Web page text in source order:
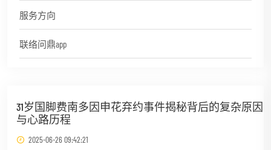
服务方向
联络问鼎app
31岁国脚费南多因申花弃约事件揭秘背后的复杂原因
与心路历程
2025-06-26 09:42:21